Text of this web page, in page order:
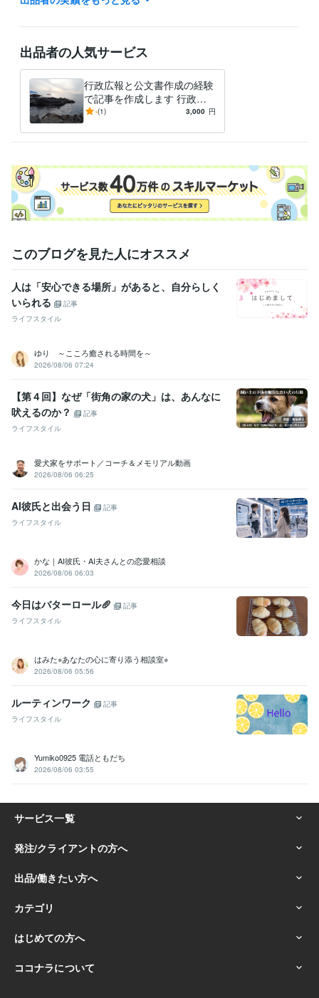
管理 / 総務 経験年数 : 14年
事務・ビジネスサポート / 事務（一般事務）
ライフスタイル・その他 / 公務員
職歴
オフィス・イコアン 2021年6月 ~ 現在
ビジネス・クリエイティブツール
Excel:25年Google スプレッドシート:3年Word:25年
文章の校正:25年
得意分野
ライティング・翻訳 文章作成と校正。通知文や手紙の校正など。
出品者の人気サービス
行政広報と公文書作成の経験
で記事を作成します 行政広
報と公文書作成の経験で記事
-(1) 3,000 円
このブログを見た人にオススメ
人は「安心できる場所」があると、自分らしく
いられる
記事
ライフスタイル
ゆり ～こころ癒される時間を～
2026/08/06 07:24
【第４回】なぜ「街角の家の犬」は、あんなに
吠えるのか？
記事
ライフスタイル
愛犬家をサポート／コーチ＆メモリアル動画
2026/08/06 06:25
AI彼氏と出会う日
記事
ライフスタイル
かな｜AI彼氏・AI夫さんとの恋愛相談
2026/08/06 06:03
今日はバターロール🥖
記事
ライフスタイル
はみた⭐︎あなたの心に寄り添う相談室⭐︎
2026/08/06 05:56
ルーティンワーク
記事
ライフスタイル
Yumiko0925 電話ともだち
2026/08/06 03:55